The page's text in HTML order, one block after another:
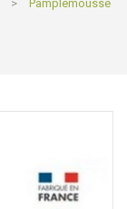
>
Pamplemousse